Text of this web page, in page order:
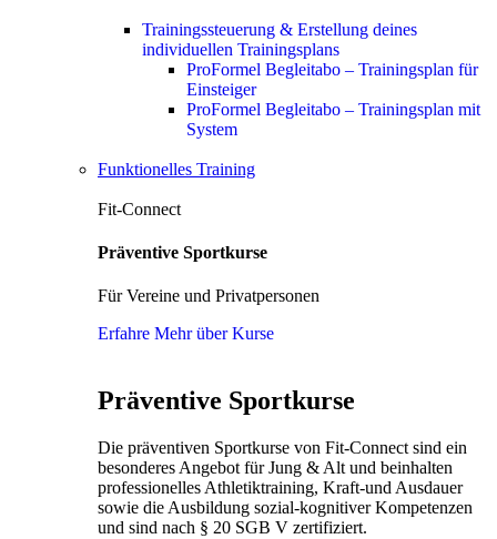
Trainingssteuerung & Erstellung deines
individuellen Trainingsplans
ProFormel Begleitabo – Trainingsplan für
Einsteiger
ProFormel Begleitabo – Trainingsplan mit
System
Funktionelles Training
Fit-Connect
Präventive Sportkurse
Für Vereine und Privatpersonen
Erfahre Mehr über Kurse
Präventive Sportkurse
Die präventiven Sportkurse von Fit-Connect sind ein
besonderes Angebot für Jung & Alt und beinhalten
professionelles Athletiktraining, Kraft-und Ausdauer
sowie die Ausbildung sozial-kognitiver Kompetenzen
und sind nach § 20 SGB V zertifiziert.